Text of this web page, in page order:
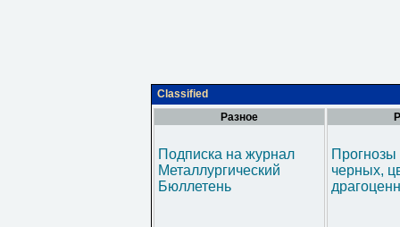
Classified
Разное
Подписка на журнал
Металлургический
Бюллетень
черных,